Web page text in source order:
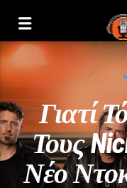
Γιατί
Τους
Νέο